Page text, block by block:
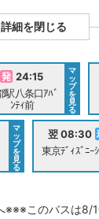
詳細を閉じる
24:15
駅八条口ｱﾊﾞ
ﾝﾃｨ前
マ
ッ
プ
を
見
る
マ
ッ
プ
を
見
る
翌 08:30
東京ﾃﾞｨｽﾞﾆｰ
※※※このバスは8/